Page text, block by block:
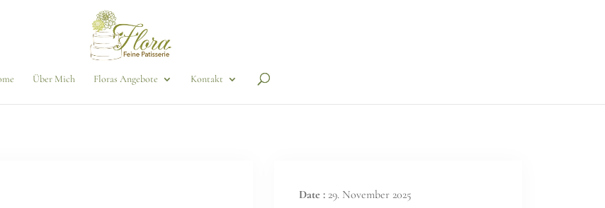
Über Mich Floras Angebote Kontakt
Date : 29. November 2025